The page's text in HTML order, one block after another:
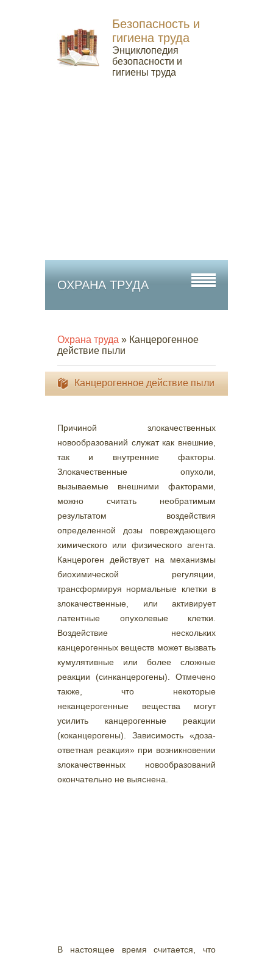
Безопасность и
гигиена труда
Энциклопедия
безопасности и
гигиены труда
ОХРАНА ТРУДА
Охрана труда » Канцерогенное
действие пыли
Канцерогенное действие пыли
Причиной злокачественных
новообразований служат как внешние,
так и внутренние факторы.
Злокачественные опухоли,
вызываемые внешними факторами,
можно считать необратимым
результатом воздействия
определенной дозы повреждающего
химического или физического агента.
Канцероген действует на механизмы
биохимической регуляции,
трансформируя нормальные клетки в
злокачественные, или активирует
латентные опухолевые клетки.
Воздействие нескольких
канцерогенных веществ может вызвать
кумулятивные или более сложные
реакции (синканцерогены). Отмечено
также, что некоторые
неканцерогенные вещества могут
усилить канцерогенные реакции
(коканцерогены). Зависимость «доза-
ответная реакция» при возникновении
злокачественных новообразований
окончательно не выяснена.
В настоящее время считается, что